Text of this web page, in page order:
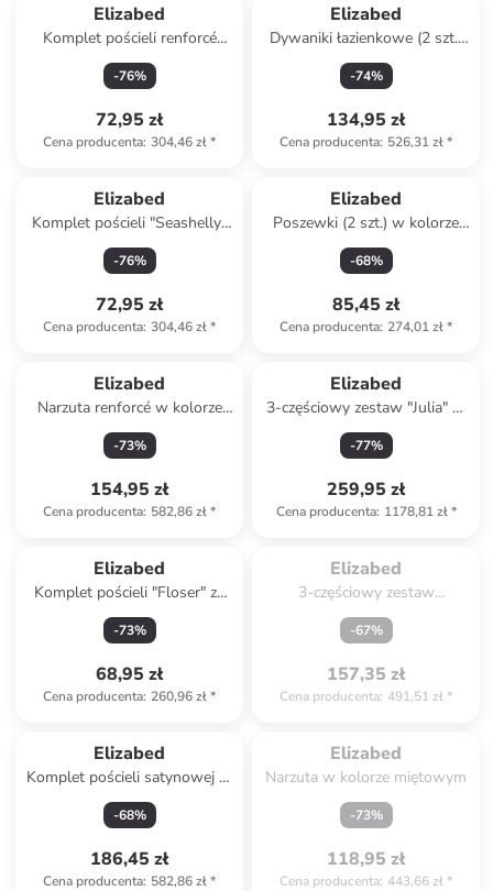
Elizabed
Komplet pościeli renforcé
"Merry" w kolorze czerwono-
biało-zielonym
-76%
72,95 zł
Cena producenta: 304,46 zł*
Elizabed
Dywaniki łazienkowe (2 szt.)
w kolorze jasnoróżowym
-74%
134,95 zł
Cena producenta: 526,31 zł*
Elizabed
Komplet pościeli "Seashelly"
w kolorze niebiesko-białym
-76%
72,95 zł
Cena producenta: 304,46 zł*
Elizabed
Poszewki (2 szt.) w kolorze
niebieskim na poduszkę
-68%
85,45 zł
Cena producenta: 274,01 zł*
Elizabed
Narzuta renforcé w kolorze
szarym
-73%
154,95 zł
Cena producenta: 582,86 zł*
Elizabed
3-częściowy zestaw "Julia" w
kolorze szarym
-77%
259,95 zł
Cena producenta: 1178,81 zł*
Elizabed
Komplet pościeli "Floser" ze
wzorem
-73%
68,95 zł
Cena producenta: 260,96 zł*
Wyprzedane
Elizabed
3-częściowy zestaw
"Sandiego" w kolorze
turkusowo-jasnoróżowym
-67%
157,35 zł
Cena producenta: 491,51 zł*
Elizabed
Komplet pościeli satynowej w
kolorze beżowym
-68%
186,45 zł
Cena producenta: 582,86 zł*
Wyprzedane
Elizabed
Narzuta w kolorze miętowym
-73%
118,95 zł
Cena producenta: 443,66 zł*